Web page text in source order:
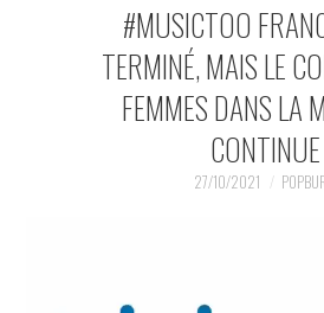
MUSIQUESACTUELLES.NET
GABBA GABBA HEY !
#MUSICTOO
TERMINÉ, MAIS LE
FEMMES DANS LA
CONTINUE
27/10/2021